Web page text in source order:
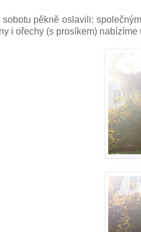
pěkně oslavili:
i ořechy (s prosíkem)